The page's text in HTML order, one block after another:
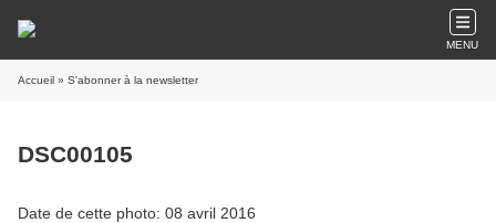
MENU
Accueil » S'abonner à la newsletter
DSC00105
Date de cette photo: 08 avril 2016